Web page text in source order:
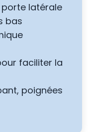
latérale
bas
faciliter la
poignées